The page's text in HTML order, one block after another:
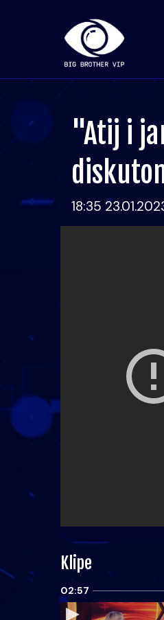
"Atij i
18:35
Klipe
02:57